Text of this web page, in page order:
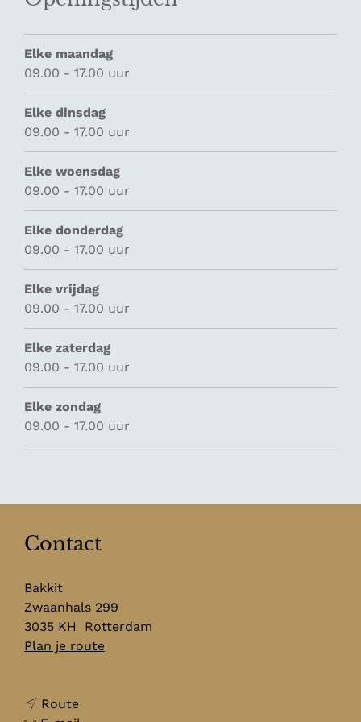
Elke maandag
09.00 - 17.00 uur
Elke dinsdag
09.00 - 17.00 uur
Elke woensdag
09.00 - 17.00 uur
Elke donderdag
09.00 - 17.00 uur
Elke vrijdag
09.00 - 17.00 uur
Elke zaterdag
09.00 - 17.00 uur
Elke zondag
09.00 - 17.00 uur
Contact
Bakkit
Zwaanhals 299
3035 KH
Rotterdam
Plan je routen
Routen